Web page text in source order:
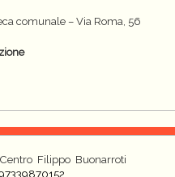
comunale – Via Roma, 56
Filippo Buonarroti